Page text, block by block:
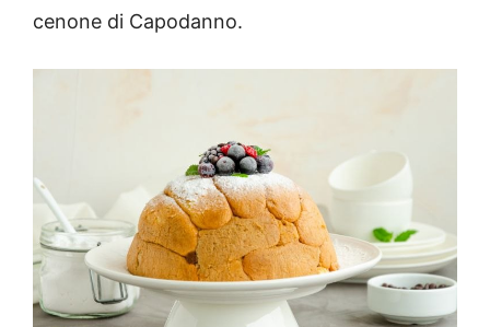
cenone di Capodanno.